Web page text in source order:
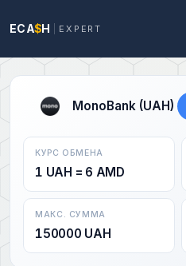
ECA$H EXPERT
MonoBank (UAH)
КУРС ОБМЕНА
1 UAH = 6 AMD
МАКС. СУММА
150000 UAH